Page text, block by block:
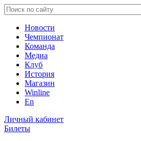
Новости
Чемпионат
Команда
Медиа
Клуб
История
Магазин
Winline
En
Личный кабинет
Билеты